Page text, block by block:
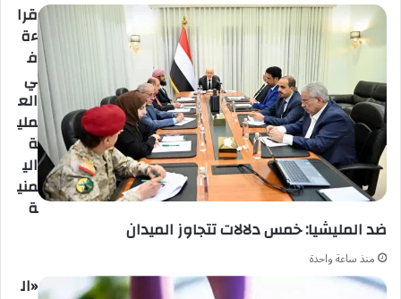
قرا
ءة
ف
ي
الع
ملي
ة
الي
مني
ة
ضد المليشيا: خمس دلالات تتجاوز الميدان
منذ ساعة واحدة
«ال